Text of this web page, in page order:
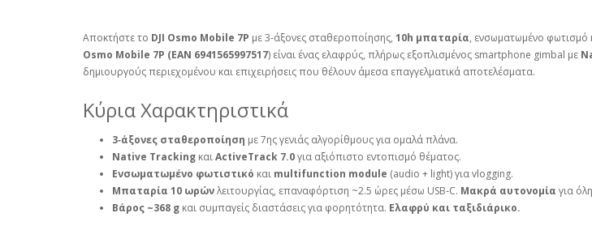
Αποκτήστε το DJI Osmo Mobile 7P με 3‑άξονες σταθεροποίησης, 10h μπαταρία, ενσωματωμένο φωτισμό
Osmo Mobile 7P (EAN 6941565997517) είναι ένας ελαφρύς, πλήρως εξοπλισμένος smartphone gimbal με
δημιουργούς περιεχομένου και επιχειρήσεις που θέλουν άμεσα επαγγελματικά αποτελέσματα.
Κύρια Χαρακτηριστικά
3‑άξονες σταθεροποίηση με 7ης γενιάς αλγορίθμους για ομαλά πλάνα.
Native Tracking καιActiveTrack 7.0για αξιόπιστο εντοπισμό θέματος.
Ενσωματωμένο φωτιστικό και multifunction module (audio + light) για vlogging.
Μπαταρία 10 ωρώνλειτουργίας, επαναφόρτιση ~2.5 ώρες μέσω USB‑C. Μακρά αυτονομία για
Βάρος ~368 g και συμπαγείς διαστάσεις για φορητότητα. Ελαφρύ και ταξιδιάρικο.